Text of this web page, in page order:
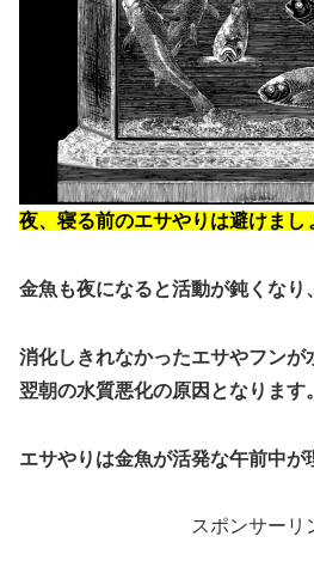
夜、寝る前のエサやりは避けまし
金魚も夜になると活動が鈍くなり
消化しきれなかったエサやフンが
翌朝の水質悪化の原因となります。
エサやりは金魚が活発な午前中が
スポンサーリ